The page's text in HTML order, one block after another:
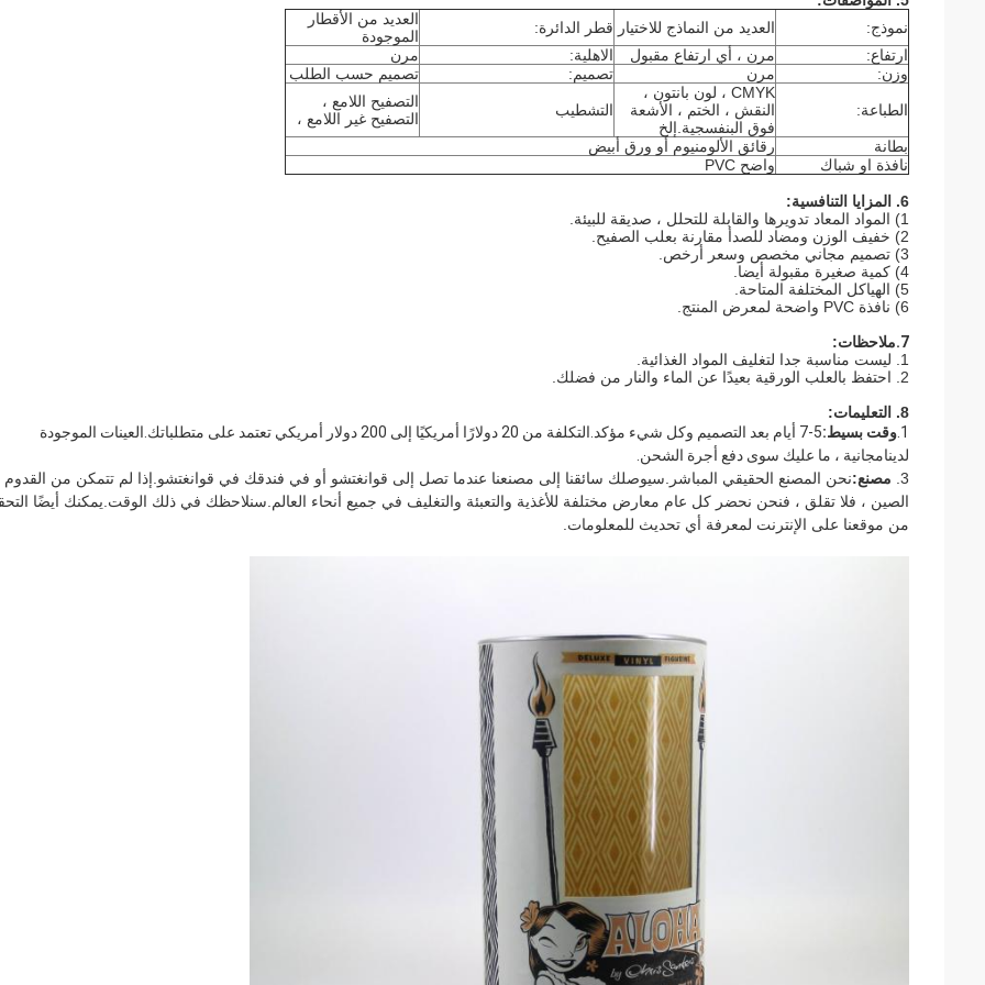
نموذج:
العديد من النماذج للاختيار قطر الدائرة:
العديد من الأقطار
الموجودة
ارتفاع:
مرن ، أي ارتفاع مقبول الاهلية:
مرن
وزن:
مرن تصميم: تصميم حسب الطلب
الطباعة:
CMYK ، لون بانتون ،
النقش ، الختم ، الأشعة
فوق البنفسجية.إلخ
التشطيب
التصفيح اللامع ،
التصفيح غير اللامع ،
بطانة
رقائق الألومنيوم أو ورق أبيض
نافذة او شباك
واضح PVC
6. المزايا التنافسية:
1) المواد المعاد تدويرها والقابلة للتحلل ، صديقة للبيئة.
2) خفيف الوزن ومضاد للصدأ مقارنة بعلب الصفيح.
3) تصميم مجاني مخصص وسعر أرخص.
4) كمية صغيرة مقبولة أيضا.
5) الهياكل المختلفة المتاحة.
6) نافذة PVC واضحة لمعرض المنتج.
7. ملاحظات:
1. ليست مناسبة جدا لتغليف المواد الغذائية.
2. احتفظ بالعلب الورقية بعيدًا عن الماء والنار من فضلك.
8. التعليمات:
1. وقت بسيط:
5-7 أيام بعد التصميم وكل شيء مؤكد.التكلفة من 20 دولارًا أمريكيًا إلى 200 دولار أمريكي تعتمد على متطلباتك.العينات الموجودة
لدينامجانية ، ما عليك سوى دفع أجرة الشحن.
3. مصنع:نحن المصنع الحقيقي المباشر.سيوصلك سائقنا إلى مصنعنا عندما تصل إلى قوانغتشو أو في فندقك في قوانغتشو.إذا لم تتمكن من القدوم
الصين ، فلا تقلق ، فنحن نحضر كل عام معارض مختلفة للأغذية والتعبئة والتغليف في جميع أنحاء العالم.سنلاحظك في ذلك الوقت.يمكنك أيضًا
من موقعنا على الإنترنت لمعرفة أي تحديث للمعلومات.